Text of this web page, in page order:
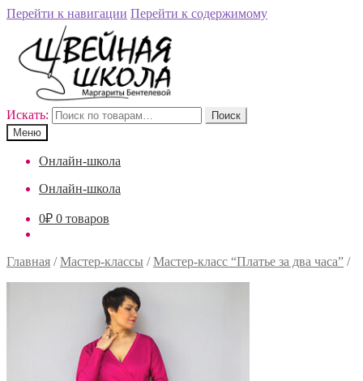
Перейти к навигации Перейти к содержимому
Искать:
Поиск
Меню
Онлайн-школа
Онлайн-школа
0₽ 0 товаров
Главная /Мастер-классы /Мастер-класс “Платье за два часа” /